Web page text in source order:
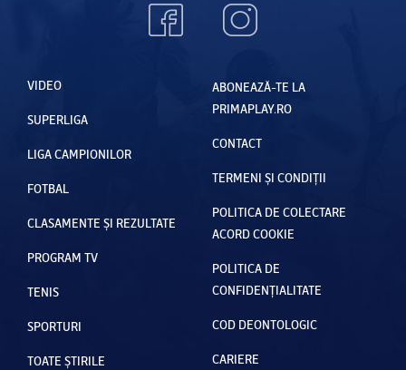
VIDEO
SUPERLIGA
LIGA CAMPIONILOR
FOTBAL
CLASAMENTE ȘI REZULTATE
PROGRAM TV
TENIS
SPORTURI
TOATE ȘTIRILE
ABONEAZĂ-TE LA
PRIMAPLAY.RO
CONTACT
TERMENI ȘI CONDIȚII
POLITICA DE COLECTARE
ACORD COOKIE
POLITICA DE
CONFIDENȚIALITATE
COD DEONTOLOGIC
CARIERE